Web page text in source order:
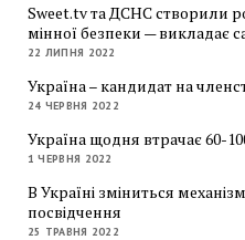
Sweet.tv та ДСНС створили
мінної безпеки — викладає
22 ЛИПНЯ 2022
Україна – кандидат на
24 ЧЕРВНЯ 2022
Україна щодня втрачає 60-
1 ЧЕРВНЯ 2022
В Україні зміниться
посвідчення
25 ТРАВНЯ 2022